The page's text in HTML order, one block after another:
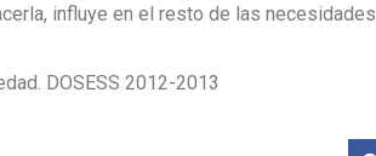
influye en el resto de las necesidades.
DOSESS 2012-2013